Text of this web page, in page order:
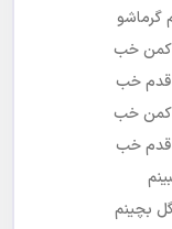
گرماشو
کمن خب
قدم خب
کمن خب
قدم خب
بچینم